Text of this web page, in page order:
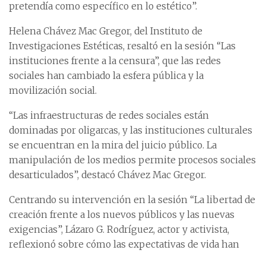
pretendía como específico en lo estético”.
Helena Chávez Mac Gregor, del Instituto de
Investigaciones Estéticas, resaltó en la sesión “Las
instituciones frente a la censura”, que las redes
sociales han cambiado la esfera pública y la
movilización social.
“Las infraestructuras de redes sociales están
dominadas por oligarcas, y las instituciones culturales
se encuentran en la mira del juicio público. La
manipulación de los medios permite procesos sociales
desarticulados”, destacó Chávez Mac Gregor.
Centrando su intervención en la sesión “La libertad de
creación frente a los nuevos públicos y las nuevas
exigencias”, Lázaro G. Rodríguez, actor y activista,
reflexionó sobre cómo las expectativas de vida han